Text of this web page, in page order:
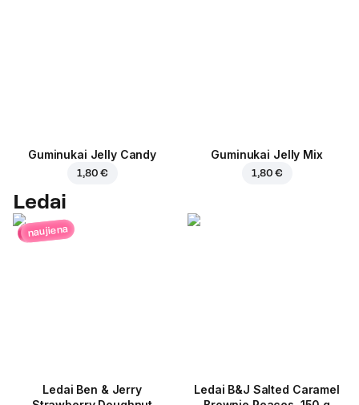
Guminukai Jelly Candy
1,80 €
Guminukai Jelly Mix
1,80 €
Ledai
naujiena
Ledai Ben & Jerry
Ledai B&J Salted Caramel